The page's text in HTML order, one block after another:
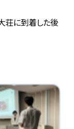
荘に到着した後